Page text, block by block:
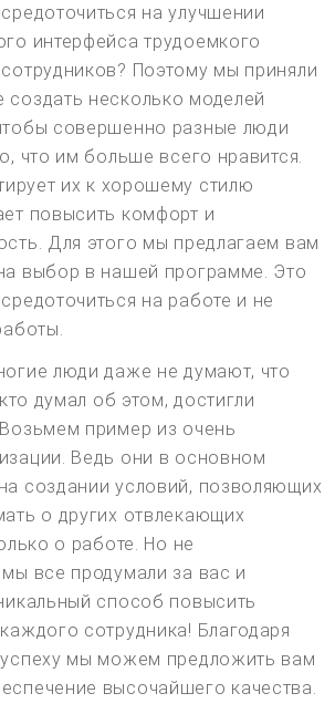
на улучшении
интерфейса трудоемкого
Поэтому мы приняли
несколько моделей
совершенно разные люди
что им больше всего нравится.
их к хорошему стилю
повысить комфорт и
Для этого мы предлагаем вам
выбор в нашей программе. Это
на работе и не
люди даже не думают, что
думал об этом, достигли
пример из очень
Ведь они в основном
создании условий, позволяющих
о других отвлекающих
о работе. Но не
все продумали за вас и
способ повысить
сотрудника! Благодаря
мы можем предложить вам
высочайшего качества.